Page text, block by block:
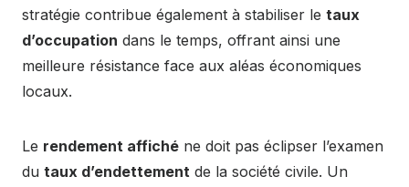
stratégie contribue également à stabiliser le taux
d’occupation dans le temps, offrant ainsi une
meilleure résistance face aux aléas économiques
locaux.
Le rendement affiché ne doit pas éclipser l’examen
du taux d’endettement de la société civile. Un